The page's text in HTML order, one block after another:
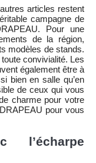
articles restent
campagne de
Pour une
de la région,
modèles de stands.
convivialité. Les
également être à
bien en salle qu’en
de ceux qui vous
charme pour votre
pour vous
l’écharpe